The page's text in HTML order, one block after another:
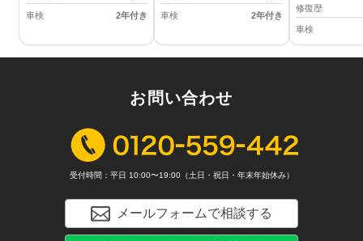
車検 2年付き 車検 2年付き
修復歴
車検
お問い合わせ
受付時間：平日 10:00〜19:00（土日・祝日・年末年始休み）
メールフォームで相談する